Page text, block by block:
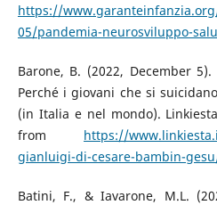
https://
05/pandemia-neurosviluppo-
Barone, B. (2022, December
Perché i giovani che si
(in Italia e nel mondo).
from https://
gianluigi-di-cesare-bambin-
Batini, F., & Iavarone, M.L.